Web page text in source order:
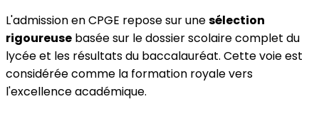
L'admission en CPGE repose sur unesélection
rigoureuse basée sur le dossier scolaire complet du
lycée et les résultats du baccalauréat. Cette voie est
considérée comme la formation royale vers
l'excellence académique.